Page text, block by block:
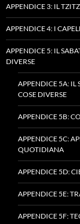
APPENDICE 3: IL
APPENDICE 4: I
APPENDICE 5: IL
DIVERSE
APPENDICE 5A: IL
COSE DIVERSE
APPENDICE 5B:
APPENDICE 5C:
QUOTIDIANA
APPENDICE 5D:
APPENDICE 5E:
APPENDICE 5F: